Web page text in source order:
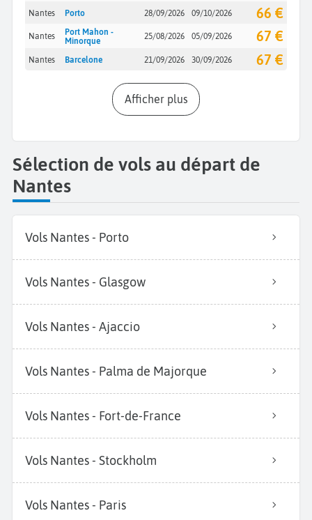
Nantes Porto 28/09/2026 09/10/2026 66 €
Nantes
Port Mahon -
Minorque
25/08/2026 05/09/2026 67 €
Nantes Barcelone 21/09/2026 30/09/2026 67 €
Afficher plus
Sélection de vols au départ de
Nantes
Vols Nantes - Porto
Vols Nantes - Glasgow
Vols Nantes - Ajaccio
Vols Nantes - Palma de Majorque
Vols Nantes - Fort-de-France
Vols Nantes - Stockholm
Vols Nantes - Paris